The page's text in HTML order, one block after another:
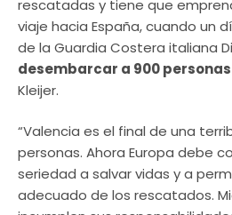
rescatadas y tiene que
viaje hacia España, cuando un
de la Guardia Costera italiana
desembarcar a 900
Kleijer.
“Valencia es el final de una
personas. Ahora Europa debe
seriedad a salvar vidas y a
adecuado de los rescatados.